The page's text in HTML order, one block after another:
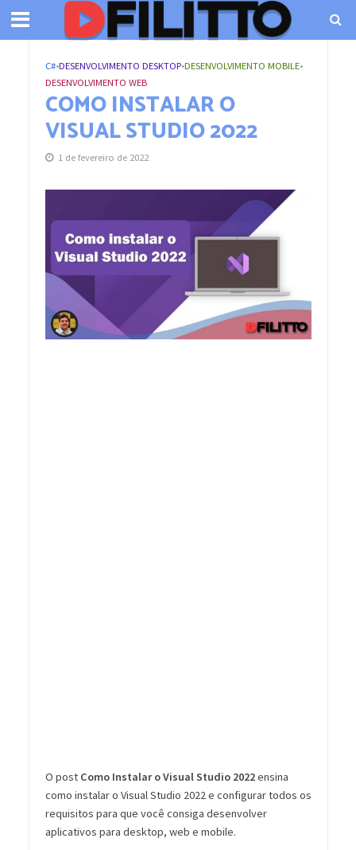
C#•DESENVOLVIMENTO DESKTOP•DESENVOLVIMENTO MOBILE•
DESENVOLVIMENTO WEB
COMO INSTALAR O
VISUAL STUDIO 2022
1 de fevereiro de 2022
O post Como Instalar o Visual Studio 2022ensina
como instalar o Visual Studio 2022 e configurar todos os
requisitos para que você consiga desenvolver
aplicativos para desktop, web e mobile.